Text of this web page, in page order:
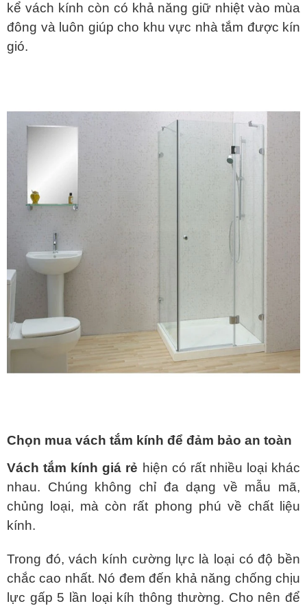
kể vách kính còn có khả năng giữ nhiệt vào mùa
đông và luôn giúp cho khu vực nhà tắm được kín
gió.
Chọn mua vách tắm kính để đảm bảo an toàn
Vách tắm kính giá rẻ hiện có rất nhiều loại khác
nhau. Chúng không chỉ đa dạng về mẫu mã,
chủng loại, mà còn rất phong phú về chất liệu
kính.
Trong đó, vách kính cường lực là loại có độ bền
chắc cao nhất. Nó đem đến khả năng chống chịu
lực gấp 5 lần loại kíh thông thường. Cho nên để